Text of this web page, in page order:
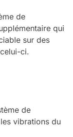
de
qui
sur des
ci.
de
vibrations du